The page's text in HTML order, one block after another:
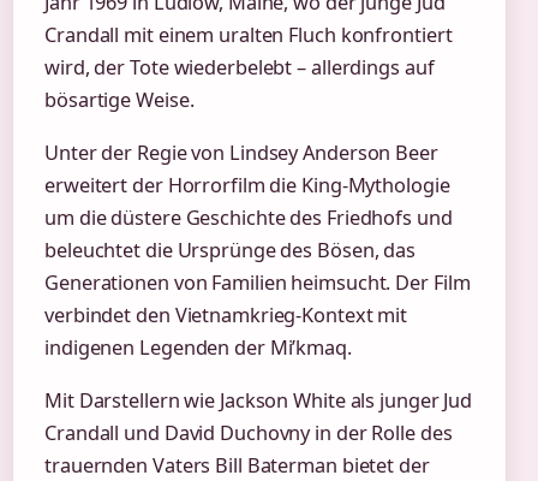
Crandall mit einem uralten Fluch konfrontiert
wird, der Tote wiederbelebt – allerdings auf
bösartige Weise.
Unter der Regie von Lindsey Anderson Beer
erweitert der Horrorfilm die King-Mythologie
um die düstere Geschichte des Friedhofs und
beleuchtet die Ursprünge des Bösen, das
Generationen von Familien heimsucht. Der Film
verbindet den Vietnamkrieg-Kontext mit
indigenen Legenden der Mi’kmaq.
Mit Darstellern wie Jackson White als junger Jud
Crandall und David Duchovny in der Rolle des
trauernden Vaters Bill Baterman bietet der